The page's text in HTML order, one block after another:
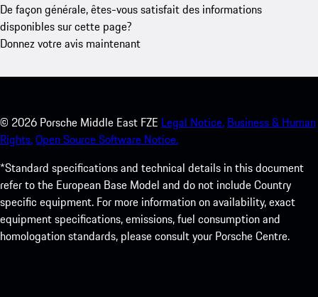
De façon générale, êtes-vous satisfait des informations
disponibles sur cette page?
Donnez votre avis maintenant
© 2026 Porsche Middle East FZE Legal Notice. Business & Human
Rights.Open Source Software Notice.
*Standard specifications and technical details in this document
refer to the European Base Model and do not include Country
specific equipment. For more information on availability, exact
equipment specifications, emissions, fuel consumption and
homologation standards, please consult your Porsche Centre.